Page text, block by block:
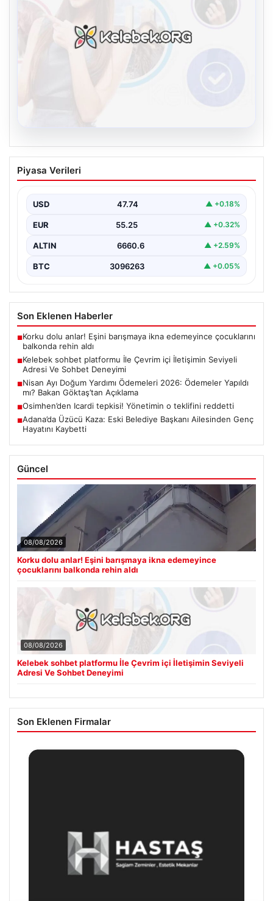
Kelebek sohbet platformu İle Çevrim içi
İletişimin Seviyeli Adresi Ve Sohbet
Sanal ortamında insanların seviyeli bir biçimde bağlantı
Halen…
Piyasa Verileri
USD 47.74 ▲ +0.18%
EUR 55.25 ▲ +0.32%
ALTIN 6660.6 ▲ +2.59%
BTC 3096263 ▲ +0.05%
Son Eklenen Haberler
■Korku dolu anlar! Eşini barışmaya ikna edemeyince çocuklarını
balkonda rehin aldı
■Kelebek sohbet platformu İle Çevrim içi İletişimin Seviyeli
Adresi Ve Sohbet Deneyimi
■Nisan Ayı Doğum Yardımı Ödemeleri 2026: Ödemeler Yapıldı
mı? Bakan Göktaş’tan Açıklama
■Osimhen’den Icardi tepkisi! Yönetimin o teklifini reddetti
■Adana’da Üzücü Kaza: Eski Belediye Başkanı Ailesinden Genç
Hayatını Kaybetti
Güncel
08/08/2026
Korku dolu anlar! Eşini barışmaya ikna edemeyince
çocuklarını balkonda rehin aldı
08/08/2026
Kelebek sohbet platformu İle Çevrim içi İletişimin Seviyeli
Adresi Ve Sohbet Deneyimi
Son Eklenen Firmalar